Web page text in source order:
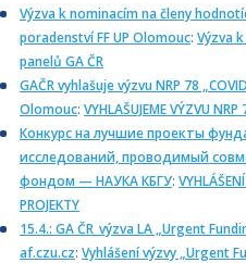
Výzva k nominacím na členy
poradenství FF UP Olomouc: Výzva
panelů GA ČR
GAČR vyhlašuje výzvu NRP 78
Olomouc: VYHLAŠUJEME VÝZVU
Конкурс на лучшие проекты
исследований, проводимый
фондом — НАУКА КБГУ:
PROJEKTY
15.4.: GA ČR_výzva LA „Urgent
af.czu.cz: Vyhlášení výzvy „Urgent